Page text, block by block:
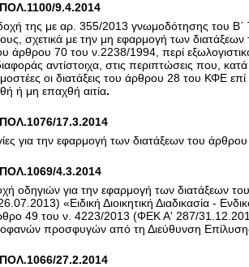
ΠΟΛ.1100/9.4.2014
της με αρ. 355/2013 γνωμοδότησης του Β΄
σχετικά με την μη εφαρμογή των
άρθρου 70 του ν.2238/1994, περί
αντίστοιχα, στις περιπτώσεις που,
οι διατάξεις του άρθρου 28 του ΚΦΕ
ή μη επαχθή αιτία.
ΠΟΛ.1076/17.3.2014
για την εφαρμογή των διατάξεων του
ΠΟΛ.1069/4.3.2014
οδηγιών για την εφαρμογή των διατάξεων
«Ειδική Διοικητική Διαδικασία -
49 του ν. 4223/2013 (ΦΕΚ Α' 287/
προσφυγών από τη Διεύθυνση
ΠΟΛ.1066/27.2.2014